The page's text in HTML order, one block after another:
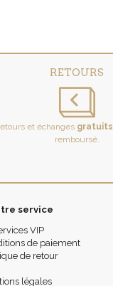
RETOURS
et échanges gratuits
remboursé.
service
VIP
de paiement
de retour
légales